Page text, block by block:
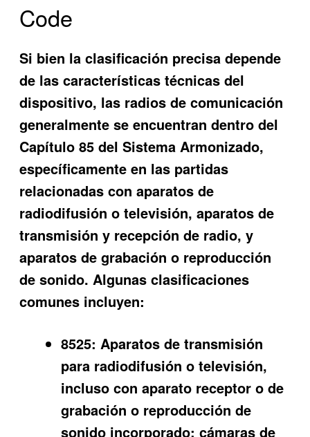
Code
Si bien la clasificación precisa depende
de las características técnicas del
dispositivo, las radios de comunicación
generalmente se encuentran dentro del
Capítulo 85 del Sistema Armonizado,
específicamente en las partidas
relacionadas con aparatos de
radiodifusión o televisión, aparatos de
transmisión y recepción de radio, y
aparatos de grabación o reproducción
de sonido. Algunas clasificaciones
comunes incluyen:
8525: Aparatos de transmisión
para radiodifusión o televisión,
incluso con aparato receptor o de
grabación o reproducción de
sonido incorporado; cámaras de